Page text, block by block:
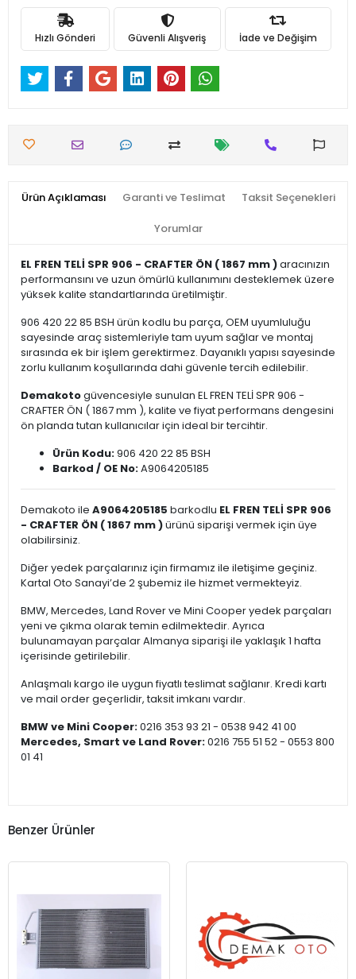
Hızlı Gönderi Güvenli Alışveriş İade ve Değişim
Ürün Açıklaması Garanti ve Teslimat Taksit Seçenekleri
Yorumlar
EL FREN TELİ SPR 906 - CRAFTER ÖN ( 1867 mm )aracınızın
performansını ve uzun ömürlü kullanımını desteklemek üzere
yüksek kalite standartlarında üretilmiştir.
906 420 22 85 BSH ürün kodlu bu parça, OEM uyumluluğu
sayesinde araç sistemleriyle tam uyum sağlar ve montaj
sırasında ek bir işlem gerektirmez. Dayanıklı yapısı sayesinde
zorlu kullanım koşullarında dahi güvenle tercih edilebilir.
Demakotogüvencesiyle sunulan EL FREN TELİ SPR 906 -
CRAFTER ÖN ( 1867 mm ), kalite ve fiyat performans dengesini
ön planda tutan kullanıcılar için ideal bir tercihtir.
Ürün Kodu:906 420 22 85 BSH
Barkod / OE No:A9064205185
Demakoto ile A9064205185 barkodlu EL FREN TELİ SPR 906
- CRAFTER ÖN ( 1867 mm )ürünü siparişi vermek için üye
olabilirsiniz.
Diğer yedek parçalarınız için firmamız ile iletişime geçiniz.
Kartal Oto Sanayi’de 2 şubemiz ile hizmet vermekteyiz.
BMW, Mercedes, Land Rover ve Mini Cooper yedek parçaları
yeni ve çıkma olarak temin edilmektedir. Ayrıca
bulunamayan parçalar Almanya siparişi ile yaklaşık 1 hafta
içerisinde getirilebilir.
Anlaşmalı kargo ile uygun fiyatlı teslimat sağlanır. Kredi kartı
ve mail order geçerlidir, taksit imkanı vardır.
BMW ve Mini Cooper:0216 353 93 21 - 0538 942 41 00
Mercedes, Smart ve Land Rover:0216 755 51 52 - 0553 800
01 41
Benzer Ürünler